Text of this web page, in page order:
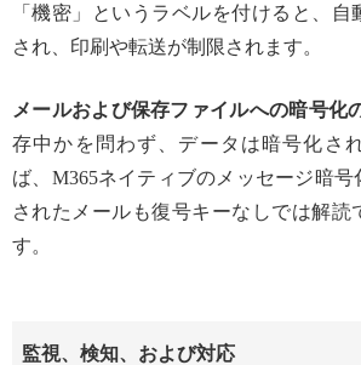
「機密」というラベルを付けると、自
され、印刷や転送が制限されます。
メールおよび保存ファイルへの暗号化
存中かを問わず、データは暗号化さ
ば、M365ネイティブのメッセージ暗
されたメールも復号キーなしでは解読
す。
監視、検知、および対応